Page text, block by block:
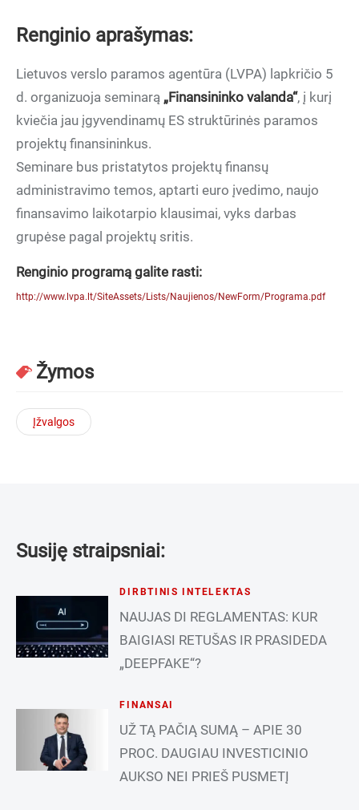
Renginio aprašymas:
​Lietuvos verslo paramos agentūra (LVPA) lapkričio 5
d. organizuoja seminarą „Finansininko valanda“, į kurį
kviečia jau įgyvendinamų ES struktūrinės paramos
projektų finansininkus.
Seminare bus pristatytos projektų finansų
administravimo temos, aptarti euro įvedimo, naujo
finansavimo laikotarpio klausimai, vyks darbas
grupėse pagal projektų sritis.
Renginio programą galite rasti:
http://www.lvpa.lt/SiteAssets/Lists/Naujienos/NewForm/Programa.pdf
Žymos
Įžvalgos
Susiję straipsniai:
DIRBTINIS INTELEKTAS
NAUJAS DI REGLAMENTAS: KUR
BAIGIASI RETUŠAS IR PRASIDEDA
„DEEPFAKE“?
FINANSAI
UŽ TĄ PAČIĄ SUMĄ – APIE 30
PROC. DAUGIAU INVESTICINIO
AUKSO NEI PRIEŠ PUSMETĮ